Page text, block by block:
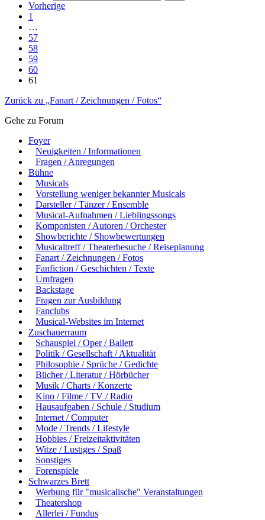
Vorherige
1
…
57
58
59
60
61
Zurück zu „Fanart / Zeichnungen / Fotos“
Gehe zu Forum
Foyer
Neuigkeiten / Informationen
Fragen / Anregungen
Bühne
Musicals
Vorstellung weniger bekannter Musicals
Darsteller / Tänzer / Ensemble
Musical-Aufnahmen / Lieblingssongs
Komponisten / Autoren / Orchester
Showberichte / Showbewertungen
Musicaltreff / Theaterbesuche / Reiseplanung
Fanart / Zeichnungen / Fotos
Fanfiction / Geschichten / Texte
Umfragen
Backstage
Fragen zur Ausbildung
Fanclubs
Musical-Websites im Internet
Zuschauerraum
Schauspiel / Oper / Ballett
Politik / Gesellschaft / Aktualität
Philosophie / Sprüche / Gedichte
Bücher / Literatur / Hörbücher
Musik / Charts / Konzerte
Kino / Filme / TV / Radio
Hausaufgaben / Schule / Studium
Internet / Computer
Mode / Trends / Lifestyle
Hobbies / Freizeitaktivitäten
Witze / Lustiges / Spaß
Sonstiges
Forenspiele
Schwarzes Brett
Werbung für "musicalische" Veranstaltungen
Theatershop
Allerlei / Fundus